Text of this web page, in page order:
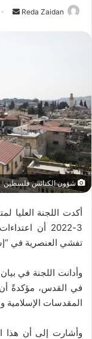
Reda Zaidan
أرسل
شؤون الكنائس فلسطين
3-2022 أن
تفشي العنصرية في
وأدانت اللجنة في
في القدس، مؤكدةً أن
المقدسات
وأشارت إلى أن هذا